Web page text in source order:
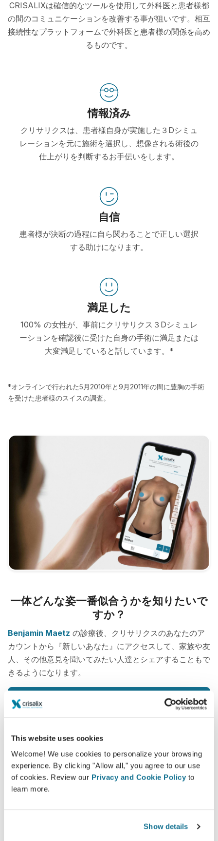
This website uses cookies
Welcome! We use cookies to personalize your browsing
experience. By clicking "Allow all," you agree to our use
of cookies. Review our Privacy and Cookie Policy to
learn more.
Show details
CRISALIXは確信的なツールを使用して外科医と患者様都
の間のコミュニケーションを改善する事が狙いです。相互
接続性なプラットフォームで外科医と患者様の関係を高め
るものです。
情報済み
クリサリクスは、患者様自身が実施した３Dシミュ
レーションを元に施術を選択し、想像される術後の
仕上がりを判断するお手伝いをします。
自信
患者様が決断の過程に自ら関わることで正しい選択
する助けになります。
満足した
100% の女性が、事前にクリサリクス３Dシミュレ
ーションを確認後に受けた自身の手術に満足または
大変満足していると話しています。*
*オンラインで行われた5月2010年と9月2011年の間に豊胸の手術
を受けた患者様のスイスの調査。
一体どんな姿一番似合うかを知りたいで
すか？
Benjamin Maetz の診療後、クリサリクスのあなたのア
カウントから『新しいあなた』にアクセスして、家族や友
人、その他意見を聞いてみたい人達とシェアすることもで
きるようになります。
簡単ですし安全です
クリサリクスは、常にあなたのプライバシーを保護
プライバシーは守られています。